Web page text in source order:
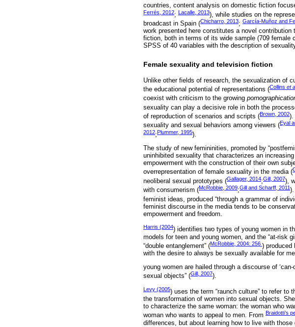
countries, content analysis on domestic fiction
Ferrés, 2012; Lacalle, 2013), while studies on the
broadcast in Spain (Chicharro, 2013; García-Muñoz and
work presented here constitutes a novel
fiction, both in terms of its wide sample (709 female
SPSS of 40 variables with the description of
Female sexuality and television fiction
Unlike other fields of research, the sexualization of
the educational potential of representations (Collins et
coexist with criticism to the growing
sexuality can play a decisive role in both the
of reproduction of scenarios and scripts (Brown, 2002).
sexuality and sexual behaviors among viewers (Eyal
2012;Plummer, 1995).
The study of new femininities, promoted by
uninhibited sexuality that characterizes an
empowerment with the construction of their own
overrepresentation of female sexuality in the media (
neoliberal sexual prototypes (Gallager, 2014;Gill, 2007),
with consumerism (McRobbie, 2009;Gill and Scharff, 2011 ).
feminist ideas, produced “through a grammar of
feminist discourse in the media tends to be
empowerment and freedom.
Harris (2004) identifies two types of young women in
models for teen and young women, and the “at-risk
“double entanglement” (McRobbie, 2004: 256 ) produced
with the desire to always be sexually available for
young women are hailed through a discourse of
sexual objects” (Gill, 2007).
Levy (2005) uses the term “raunch culture” to refer
the transformation of women into sexual objects.
to characterize the same woman: the woman who
woman who wants to appeal to men. From Braidotti’s
differences, but about learning how to live with